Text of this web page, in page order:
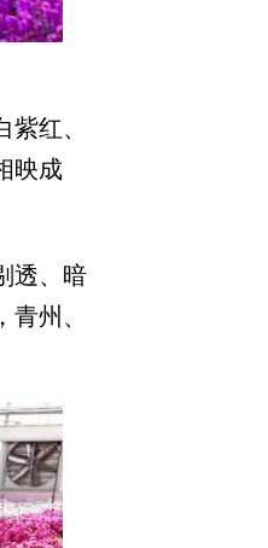
红、
映成
透、暗
州、